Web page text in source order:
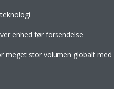
enhed før forsendelse
meget stor volumen globalt med